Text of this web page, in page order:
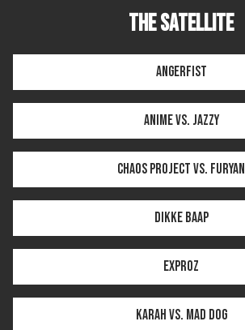
THE SATELLITE
Angerfist
AniMe vs. Jazzy
Chaos Project vs. Furyan
Dikke Baap
Exproz
KARAH vs. Mad Dog